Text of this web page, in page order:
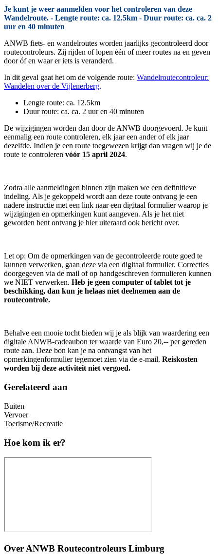
Je kunt je weer aanmelden voor het controleren van deze
Wandelroute. - Lengte route: ca. 12.5km - Duur route: ca. ca. 2
uur en 40 minuten
ANWB fiets- en wandelroutes worden jaarlijks gecontroleerd door
routecontroleurs. Zij rijden of lopen één of meer routes na en geven
door óf en waar er iets is veranderd.
In dit geval gaat het om de volgende route: Wandelroutecontroleur:
Wandelen over de Vijlenerberg.
Lengte route: ca. 12.5km
Duur route: ca. ca. 2 uur en 40 minuten
De wijzigingen worden dan door de ANWB doorgevoerd. Je kunt
eenmalig een route controleren, elk jaar een ander of elk jaar
dezelfde. Indien je een route toegewezen krijgt dan vragen wij je de
route te controleren vóór 15 april 2024.
Zodra alle aanmeldingen binnen zijn maken we een definitieve
indeling. Als je gekoppeld wordt aan deze route ontvang je een
nadere instructie met een link naar een digitaal formulier waarop je
wijzigingen en opmerkingen kunt aangeven. Als je het niet
geworden bent ontvang je hier uiteraard ook bericht over.
Let op: Om de opmerkingen van de gecontroleerde route goed te
kunnen verwerken, gaan deze via een digitaal formulier. Correcties
doorgegeven via de mail of op handgeschreven formulieren kunnen
we NIET verwerken. Heb je geen computer of tablet tot je
beschikking, dan kun je helaas niet deelnemen aan de
routecontrole.
Behalve een mooie tocht bieden wij je als blijk van waardering een
digitale ANWB-cadeaubon ter waarde van Euro 20,-- per gereden
route aan. Deze bon kan je na ontvangst van het
opmerkingenformulier tegemoet zien via de e-mail. Reiskosten
worden bij deze activiteit niet vergoed.
Gerelateerd aan
Buiten
Vervoer
Toerisme/Recreatie
Hoe kom ik er?
Over ANWB Routecontroleurs Limburg